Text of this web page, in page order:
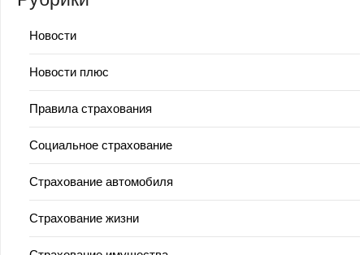
Новости
Новости плюс
Правила страхования
Социальное страхование
Страхование автомобиля
Страхование жизни